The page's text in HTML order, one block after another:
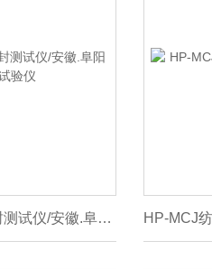
HP-MFY-01铝塑泡罩密封测试仪/安徽.阜阳药品包装密封试验仪